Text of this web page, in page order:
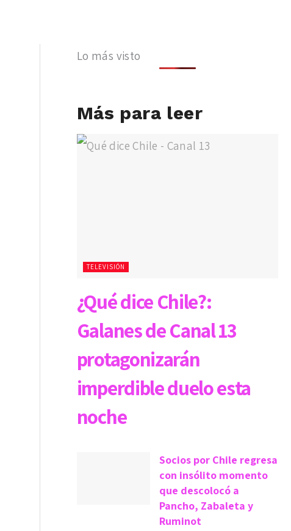
Lo más visto
Más para leer
TELEVISIÓN
¿Qué dice Chile?:
Galanes de Canal 13
protagonizarán
imperdible duelo esta
noche
Socios por Chile regresa
con insólito momento
que descolocó a
Pancho, Zabaleta y
Ruminot